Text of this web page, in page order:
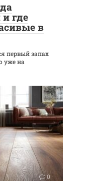
и где
в
первый запах
уже на
0